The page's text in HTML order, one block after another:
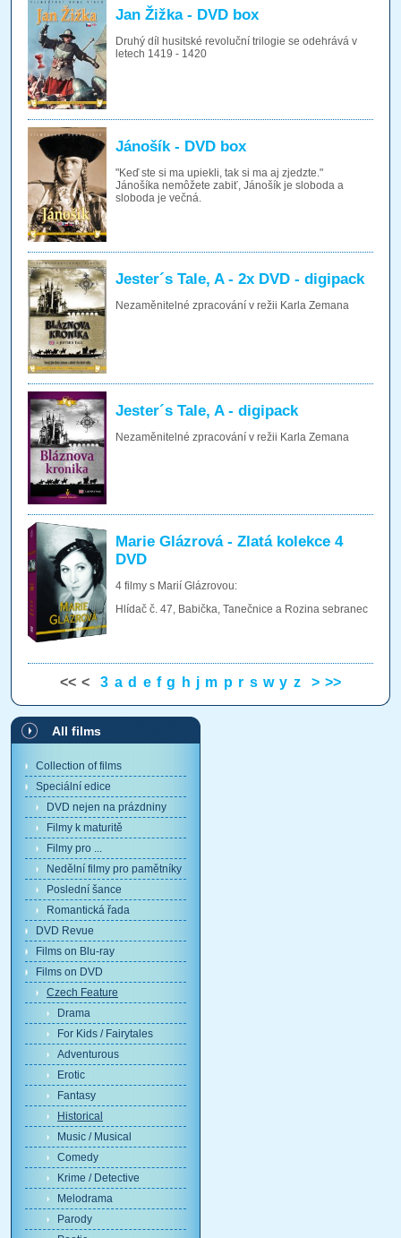
Jan Žižka - DVD box
Druhý díl husitské revoluční trilogie se odehrává v
letech 1419 - 1420
Jánošík - DVD box
"Keď ste si ma upiekli, tak si ma aj zjedzte."
Jánošíka nemôžete zabiť, Jánošík je sloboda a
sloboda je večná.
Jester´s Tale, A - 2x DVD - digipack
Nezaměnitelné zpracování v režii Karla Zemana
Jester´s Tale, A - digipack
Nezaměnitelné zpracování v režii Karla Zemana
Marie Glázrová - Zlatá kolekce 4
DVD
4 filmy s Marií Glázrovou:
Hlídač č. 47, Babička, Tanečnice a Rozina sebranec
<< < 3 a d e f g h j m p r s w y z > >>
All films
Collection of films
Speciální edice
DVD nejen na prázdniny
Filmy k maturitě
Filmy pro ...
Nedělní filmy pro pamětníky
Poslední šance
Romantická řada
DVD Revue
Films on Blu-ray
Films on DVD
Czech Feature
Drama
For Kids / Fairytales
Adventurous
Erotic
Fantasy
Historical
Music / Musical
Comedy
Krime / Detective
Melodrama
Parody